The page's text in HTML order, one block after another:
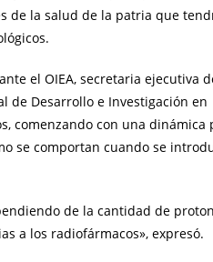
de la salud de la patria que
el OIEA, secretaria ejecutiva
de Desarrollo e Investigación en
comenzando con una dinámica
se comportan cuando se
de la cantidad de
a los radiofármacos», expresó.